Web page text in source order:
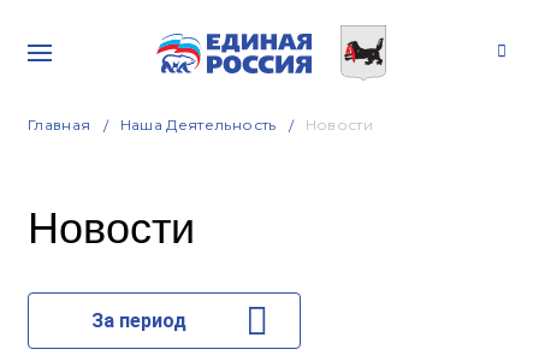
Главная Наша Деятельность Новости
Новости
За период